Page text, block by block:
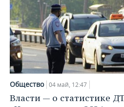
Общество 04 май, 12:47
Власти — о статистике